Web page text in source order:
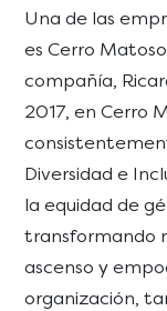
Una de las
es Cerro
compañía,
2017, en Cerro
Diversidad e
la equidad de
transformando
ascenso y
organización,